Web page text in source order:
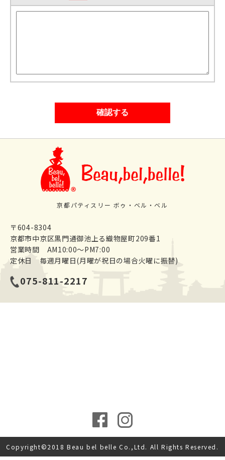
京都パティスリー ボゥ・ベル・ベル
〒604-8304
京都市中京区黒門通御池上る織物屋町209番1
営業時間 AM10:00～PM7:00
定休日 毎週月曜日(月曜が祝日の場合火曜に振替)
075-811-2217
Copyright©2018 Beau bel belle Co.,Ltd. All Rights Reserved.